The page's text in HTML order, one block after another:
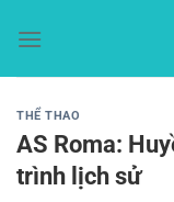
qua
THỂ THAO
AS Roma:
trình lịch sử